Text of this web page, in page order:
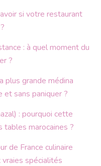
si votre restaurant
: à quel moment du
?
plus grande médina
et sans paniquer ?
: pourquoi cette
marocaines ?
de France culinaire
spécialités